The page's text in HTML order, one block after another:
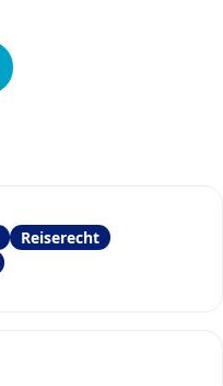
Reiserecht